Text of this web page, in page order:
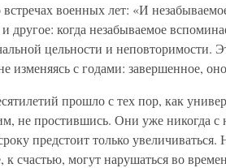
встречах военных лет: «И
другое: когда незабываемое
цельности и неповторимости.
изменяясь с годами: завершенное,
прошло с тех пор, как
не простившись. Они уже никогда
предстоит только
к счастью, могут нарушаться во